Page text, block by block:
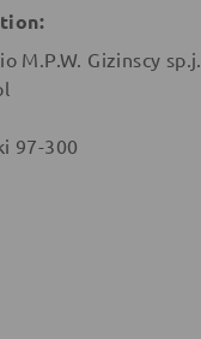
M.P.W. Gizinscy sp.j.
97-300